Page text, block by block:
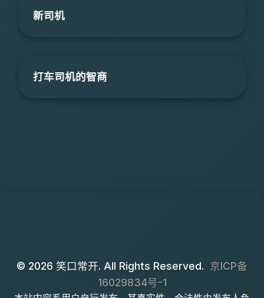
新司机
打车司机的智商
© 2026 笑口常开. All Rights Reserved. 京ICP备
16029834号-1